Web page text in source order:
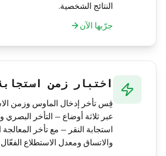
النتائج الشخصية.
جرّبها الآن
اختبار زمن
قِس تأخر إدخال الماوس وزمن
عبر ثلاثة أوضاع — التأخر
استجابة النقر — مع تأخر المعالجة
والاتساق ومعدل الاستطلاع